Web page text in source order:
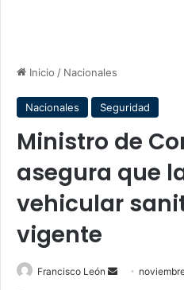
Inicio / Nacionales
Nacionales Seguridad
Ministro de
asegura que
vehicular
vigente
Francisco León
Send